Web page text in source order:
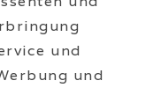
und
und